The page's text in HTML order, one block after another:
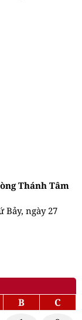
Thánh Tâm
ngày 27
B
C